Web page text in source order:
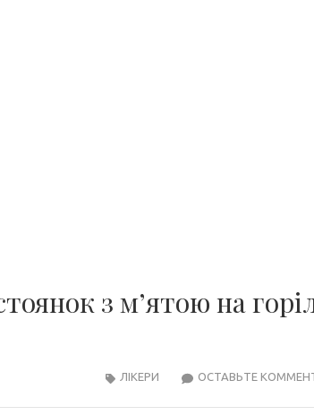
з м’ятою на
ОСТАВЬТЕ
ЛІКЕРИ